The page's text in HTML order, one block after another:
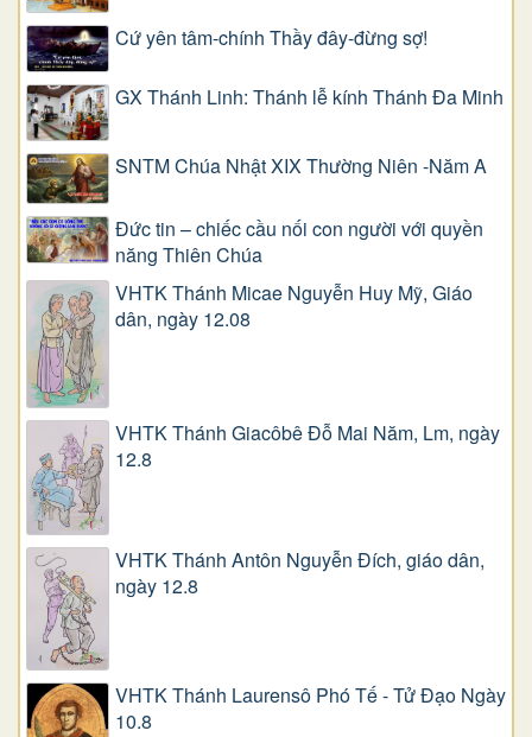
Cứ yên tâm-chính Thầy đây-đừng sợ!
GX Thánh Linh: Thánh lễ kính Thánh Đa Minh
SNTM Chúa Nhật XIX Thường Niên -Năm A
Đức tin – chiếc cầu nối con người với quyền
năng Thiên Chúa
VHTK Thánh Micae Nguyễn Huy Mỹ, Giáo
dân, ngày 12.08
VHTK Thánh Giacôbê Ðỗ Mai Năm, Lm, ngày
12.8
VHTK Thánh Antôn Nguyễn Ðích, giáo dân,
ngày 12.8
VHTK Thánh Laurensô Phó Tế - Tử Đạo Ngày
10.8